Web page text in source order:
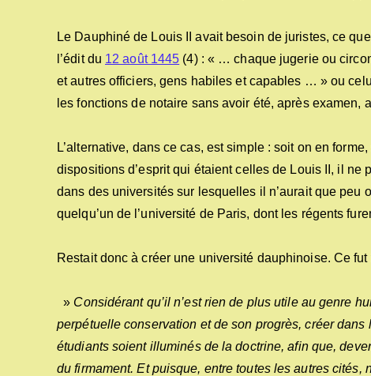
Le Dauphiné de Louis II avait besoin de juristes, ce
l’édit du 12 août 1445 (4) : « … chaque jugerie ou
et autres officiers, gens habiles et capables … » ou
les fonctions de notaire sans avoir été, après
L’alternative, dans ce cas, est simple : soit on en
dispositions d’esprit qui étaient celles de Louis II, il
dans des universités sur lesquelles il n’aurait que peu
quelqu’un de l’université de Paris, dont les régents
Restait donc à créer une université dauphinoise. Ce fut
» Considérant qu’il n’est rien de plus utile au genre
perpétuelle conservation et de son progrès, créer
étudiants soient illuminés de la doctrine, afin que,
du firmament. Et puisque, entre toutes les autres cités,